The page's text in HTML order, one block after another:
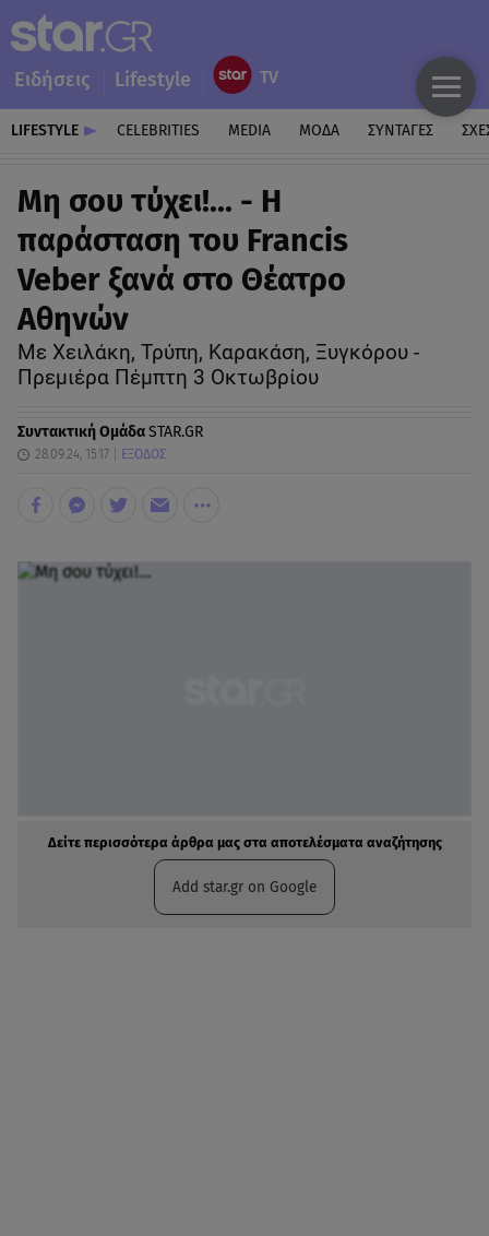
Ειδήσεις Lifestyle
LIFESTYLE CELEBRITIES MEDIA ΜΟΔΑ ΣΥΝΤΑΓΕΣ
Μη σου τύχει!... - Η
παράσταση του Francis
Veber ξανά στο Θέατρο
Αθηνών
Με Χειλάκη, Τρύπη, Καρακάση, Ξυγκόρου -
Πρεμιέρα Πέμπτη 3 Οκτωβρίου
Συντακτική ΟμάδαSTAR.GR
28.09.24, 15:17 ΕΞΟΔΟΣ
Δείτε περισσότερα άρθρα μας στα αποτελέσματα αναζήτησης
Add star.gr on Google